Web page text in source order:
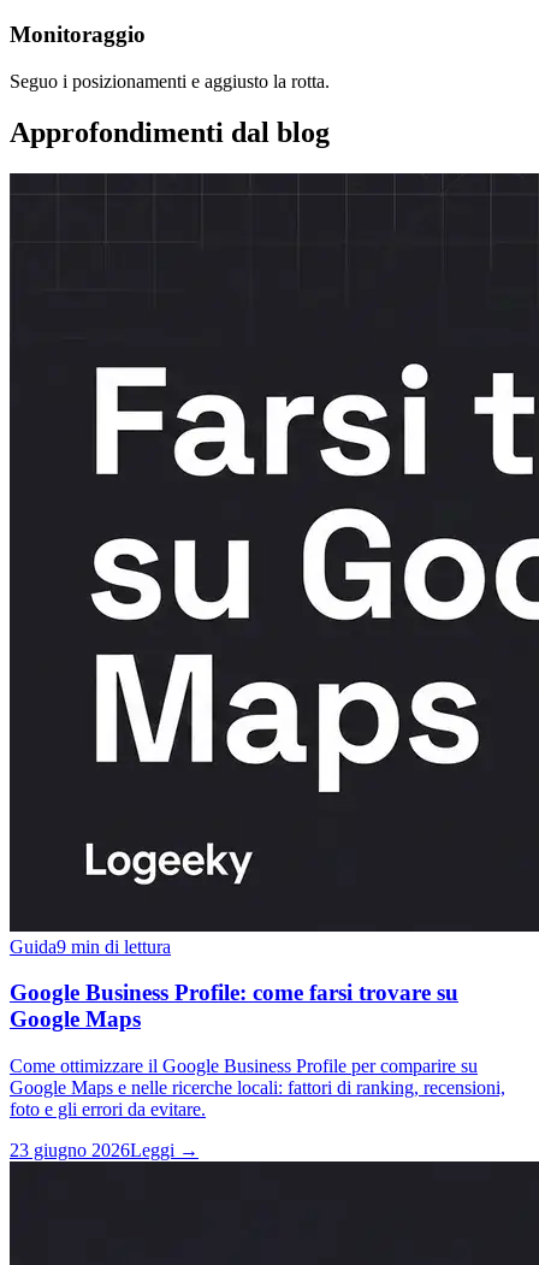
Monitoraggio
Seguo i posizionamenti e aggiusto la rotta.
Approfondimenti dal blog
Guida9 min di lettura
Google Business Profile: come farsi trovare su
Google Maps
Come ottimizzare il Google Business Profile per comparire su
Google Maps e nelle ricerche locali: fattori di ranking, recensioni,
foto e gli errori da evitare.
23 giugno 2026Leggi →